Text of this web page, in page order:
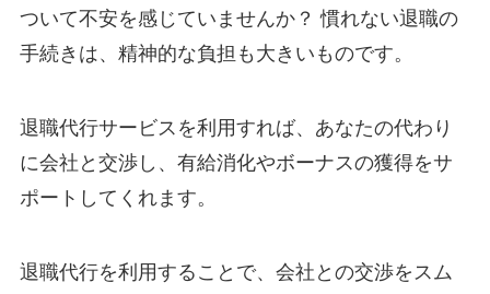
ついて不安を感じていませんか？ 慣れない退職の
手続きは、精神的な負担も大きいものです。
退職代行サービスを利用すれば、あなたの代わり
に会社と交渉し、有給消化やボーナスの獲得をサ
ポートしてくれます。
退職代行を利用することで、会社との交渉をスム